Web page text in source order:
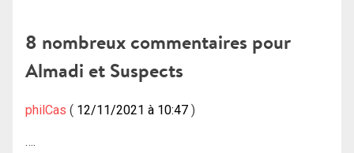
de
l’article
8 nombreux commentaires pour
Almadi et Suspects
philCas 12/11/2021 à 10:47
….